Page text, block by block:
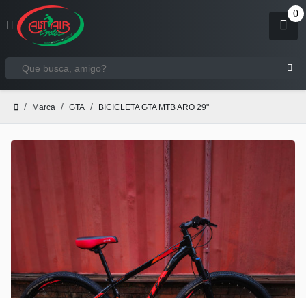
Marca GTA BICICLETA GTA MTB ARO 29"